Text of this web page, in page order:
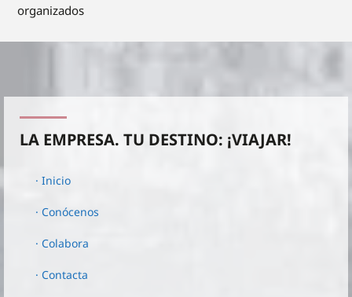
organizados
LA EMPRESA. TU DESTINO: ¡VIAJAR!
· Inicio
· Conócenos
· Colabora
· Contacta